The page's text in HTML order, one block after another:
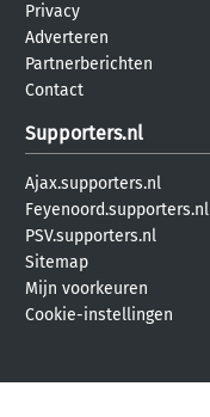
Privacy
Adverteren
Partnerberichten
Contact
Supporters.nl
Ajax.supporters.nl
Feyenoord.supporters.nl
PSV.supporters.nl
Sitemap
Mijn voorkeuren
Cookie-instellingen